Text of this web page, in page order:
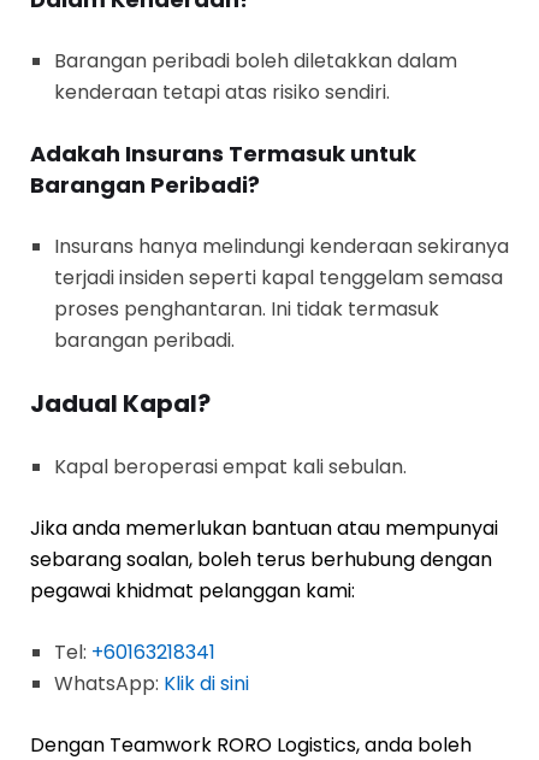
Barangan peribadi boleh diletakkan dalam
kenderaan tetapi atas risiko sendiri.
Adakah Insurans Termasuk untuk
Barangan Peribadi?
Insurans hanya melindungi kenderaan sekiranya
terjadi insiden seperti kapal tenggelam semasa
proses penghantaran. Ini tidak termasuk
barangan peribadi.
Jadual Kapal?
Kapal beroperasi empat kali sebulan.
Jika anda memerlukan bantuan atau mempunyai
sebarang soalan, boleh terus berhubung dengan
pegawai khidmat pelanggan kami:
Tel: +60163218341
WhatsApp: Klik di sini
Dengan Teamwork RORO Logistics, anda boleh